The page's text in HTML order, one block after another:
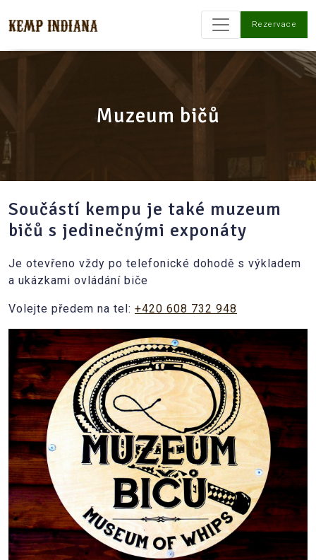
Rezervace
Muzeum bičů
Součástí kempu je také muzeum
bičů s jedinečnými exponáty
Je otevřeno vždy po telefonické dohodě s výkladem
a ukázkami ovládání biče
Volejte předem na tel: +420 608 732 948